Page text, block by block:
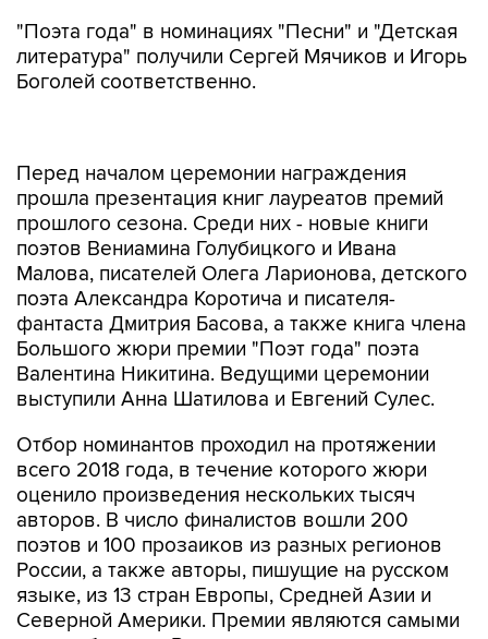
"Поэта года" в номинациях "Песни" и "Детская
литература" получили Сергей Мячиков и Игорь
Боголей соответственно.
прошлого сезона. Среди них - новые книги
поэтов Вениамина Голубицкого и Ивана
Малова, писателей Олега Ларионова, детского
поэта Александра Коротича и писателя-
фантаста Дмитрия Басова, а также книга члена
Большого жюри премии "Поэт года" поэта
Валентина Никитина. Ведущими церемонии
выступили Анна Шатилова и Евгений Сулес.
Отбор номинантов проходил на протяжении
оценило произведения нескольких тысяч
авторов. В число финалистов вошли 200
поэтов и 100 прозаиков из разных регионов
России, а также авторы, пишущие на русском
языке, из 13 стран Европы, Средней Азии и
Северной Америки. Премии являются самыми
масштабными в России по количеству
участников.